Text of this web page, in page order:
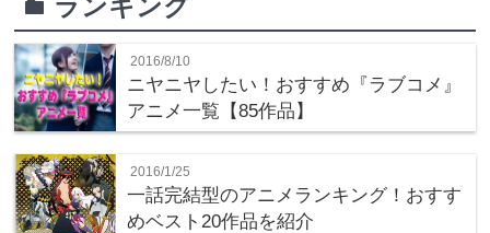
folder
2016/8/10
ニヤニヤしたい！おすすめ『ラブコメ』
アニメ一覧【85作品】
2016/1/25
一話完結型のアニメランキング！おすす
めベスト20作品を紹介